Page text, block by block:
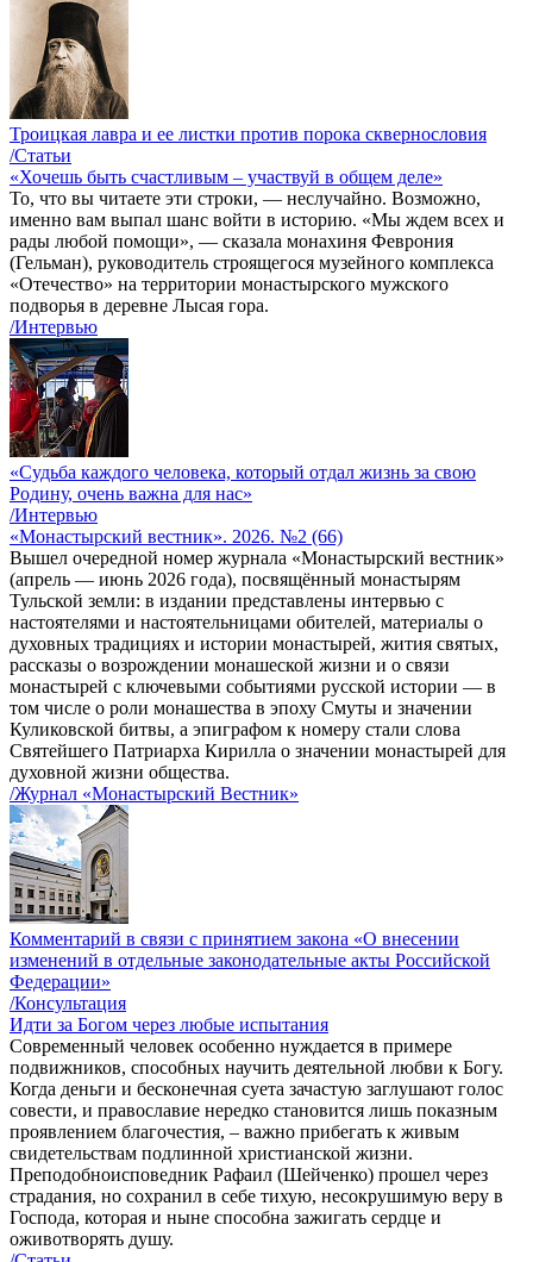
Троицкая лавра и ее листки против порока сквернословия
/Статьи
«Хочешь быть счастливым – участвуй в общем деле»
То, что вы читаете эти строки, — неслучайно. Возможно,
именно вам выпал шанс войти в историю. «Мы ждем всех и
рады любой помощи», — сказала монахиня Феврония
(Гельман), руководитель строящегося музейного комплекса
«Отечество» на территории монастырского мужского
подворья в деревне Лысая гора.
/Интервью
«Судьба каждого человека, который отдал жизнь за свою
Родину, очень важна для нас»
/Интервью
«Монастырский вестник». 2026. №2 (66)
Вышел очередной номер журнала «Монастырский вестник»
(апрель — июнь 2026 года), посвящённый монастырям
Тульской земли: в издании представлены интервью с
настоятелями и настоятельницами обителей, материалы о
духовных традициях и истории монастырей, жития святых,
рассказы о возрождении монашеской жизни и о связи
монастырей с ключевыми событиями русской истории — в
том числе о роли монашества в эпоху Смуты и значении
Куликовской битвы, а эпиграфом к номеру стали слова
Святейшего Патриарха Кирилла о значении монастырей для
духовной жизни общества.
/Журнал «Монастырский Вестник»
Комментарий в связи с принятием закона «О внесении
изменений в отдельные законодательные акты Российской
Федерации»
/Консультация
Идти за Богом через любые испытания
Современный человек особенно нуждается в примере
подвижников, способных научить деятельной любви к Богу.
Когда деньги и бесконечная суета зачастую заглушают голос
совести, и православие нередко становится лишь показным
проявлением благочестия, – важно прибегать к живым
свидетельствам подлинной христианской жизни.
Преподобноисповедник Рафаил (Шейченко) прошел через
страдания, но сохранил в себе тихую, несокрушимую веру в
Господа, которая и ныне способна зажигать сердце и
оживотворять душу.